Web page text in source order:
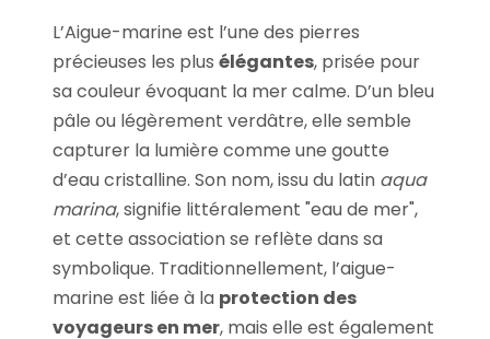
L’Aigue-marine est l’une des pierres
précieuses les plus élégantes, prisée pour
sa couleur évoquant la mer calme. D’un bleu
pâle ou légèrement verdâtre, elle semble
capturer la lumière comme une goutte
d’eau cristalline. Son nom, issu du latin aqua
marina, signifie littéralement "eau de mer",
et cette association se reflète dans sa
symbolique. Traditionnellement, l’aigue-
marine est liée à la protection des
voyageurs en mer, mais elle est également